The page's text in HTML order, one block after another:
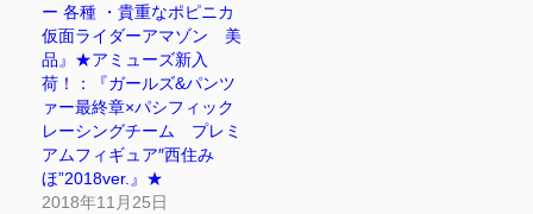
ー 各種 ・貴重なポピニカ
仮面ライダーアマゾン 美
品』★アミューズ新入
荷！：『ガールズ&パンツ
ァー最終章×パシフィック
レーシングチーム プレミ
アムフィギュア″西住み
ほ”2018ver.』★
2018年11月25日